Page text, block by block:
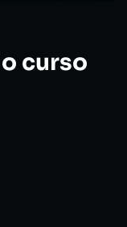
curso